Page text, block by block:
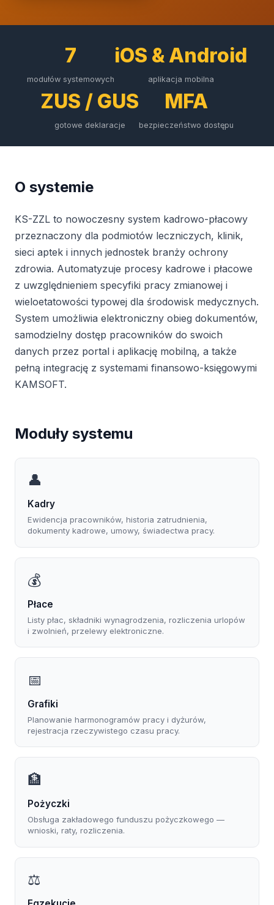
7
modułów systemowych
iOS & Android
aplikacja mobilna
ZUS / GUS
gotowe deklaracje
MFA
bezpieczeństwo dostępu
O systemie
KS-ZZL to nowoczesny system kadrowo-płacowy
przeznaczony dla podmiotów leczniczych, klinik,
sieci aptek i innych jednostek branży ochrony
zdrowia. Automatyzuje procesy kadrowe i płacowe
z uwzględnieniem specyfiki pracy zmianowej i
wieloetatowości typowej dla środowisk medycznych.
System umożliwia elektroniczny obieg dokumentów,
samodzielny dostęp pracowników do swoich
danych przez portal i aplikację mobilną, a także
pełną integrację z systemami finansowo-księgowymi
KAMSOFT.
Moduły systemu
👤
Kadry
Ewidencja pracowników, historia zatrudnienia,
dokumenty kadrowe, umowy, świadectwa pracy.
💰
Płace
Listy płac, składniki wynagrodzenia, rozliczenia urlopów
i zwolnień, przelewy elektroniczne.
📅
Grafiki
Planowanie harmonogramów pracy i dyżurów,
rejestracja rzeczywistego czasu pracy.
🏦
Pożyczki
Obsługa zakładowego funduszu pożyczkowego —
wnioski, raty, rozliczenia.
⚖️